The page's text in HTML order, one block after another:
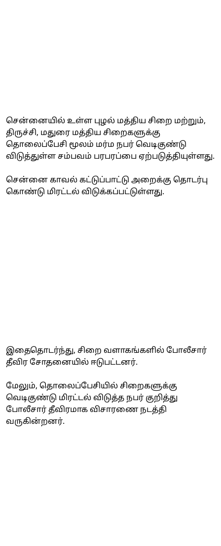
சென்னையில் உள்ள புழல் மத்திய சிறை மற்றும்,
திருச்சி, மதுரை மத்திய சிறைகளுக்கு
தொலைப்பேசி மூலம் மர்ம நபர் வெடிகுண்டு
விடுத்துள்ள சம்பவம் பரபரப்பை ஏற்படுத்தியுள்ளது.
சென்னை காவல் கட்டுப்பாட்டு அறைக்கு தொடர்பு
கொண்டு மிரட்டல் விடுக்கப்பட்டுள்ளது.
இதைதொடர்ந்து, சிறை வளாகங்களில் போலீசார்
தீவிர சோதனையில் ஈடுபட்டனர்.
மேலும், தொலைப்பேசியில் சிறைகளுக்கு
வெடிகுண்டு மிரட்டல் விடுத்த நபர் குறித்து
போலீசார் தீவிரமாக விசாரணை நடத்தி
வருகின்றனர்.